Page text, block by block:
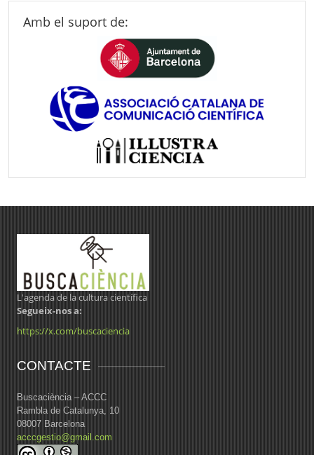
Amb el suport de:
L'agenda de la cultura científica
Segueix-nos a:
https://x.com/buscaciencia
CONTACTE
Buscaciència – ACCC
Rambla de Catalunya, 10
08007 Barcelona
acccgestio@gmail.com